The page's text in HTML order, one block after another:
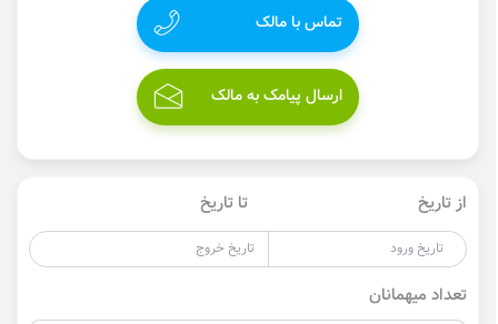
تماس با مالک
ارسال پیامک به مالک
از تاریخ تا تاریخ
تعداد میهمانان